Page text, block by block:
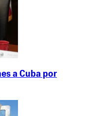
a Cuba por